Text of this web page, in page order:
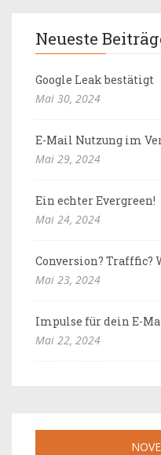
Neueste
Google Leak bestätigt
Mai 30, 2024
E-Mail Nutzung im
Mai 29, 2024
Ein echter Evergreen!
Mai 24, 2024
Conversion? Trafffic?
Mai 23, 2024
Impulse für dein E-
Mai 22, 2024